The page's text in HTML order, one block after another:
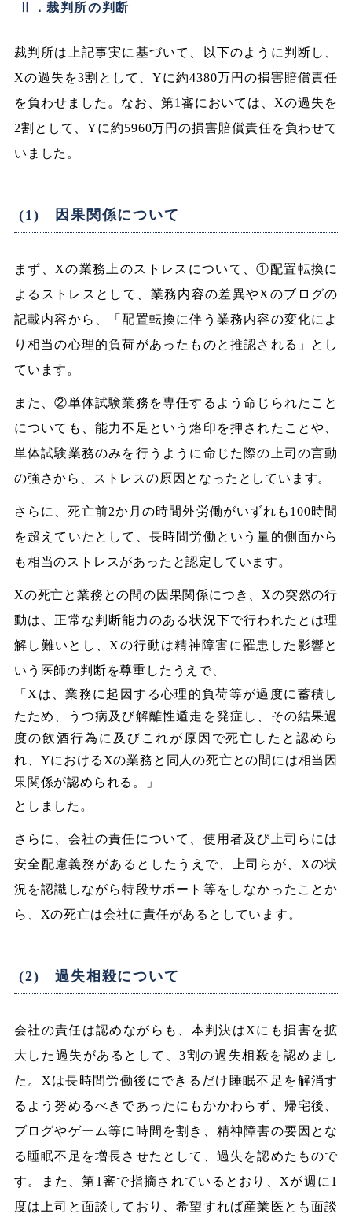
Ⅱ．裁判所の判断
裁判所は上記事実に基づいて、以下のように判断し、
Xの過失を3割として、Yに約4380万円の損害賠償責任
を負わせました。なお、第1審においては、Xの過失を
2割として、Yに約5960万円の損害賠償責任を負わせて
いました。
(1) 因果関係について
まず、Xの業務上のストレスについて、①配置転換に
よるストレスとして、業務内容の差異やXのブログの
記載内容から、「配置転換に伴う業務内容の変化によ
り相当の心理的負荷があったものと推認される」とし
ています。
また、②単体試験業務を専任するよう命じられたこと
についても、能力不足という烙印を押されたことや、
単体試験業務のみを行うように命じた際の上司の言動
の強さから、ストレスの原因となったとしています。
さらに、死亡前2か月の時間外労働がいずれも100時間
を超えていたとして、長時間労働という量的側面から
も相当のストレスがあったと認定しています。
Xの死亡と業務との間の因果関係につき、Xの突然の行
動は、正常な判断能力のある状況下で行われたとは理
解し難いとし、Xの行動は精神障害に罹患した影響と
いう医師の判断を尊重したうえで、
「Xは、業務に起因する心理的負荷等が過度に蓄積し
たため、うつ病及び解離性遁走を発症し、その結果過
度の飲酒行為に及びこれが原因で死亡したと認めら
れ、YにおけるXの業務と同人の死亡との間には相当因
果関係が認められる。」
としました。
さらに、会社の責任について、使用者及び上司らには
安全配慮義務があるとしたうえで、上司らが、Xの状
況を認識しながら特段サポート等をしなかったことか
ら、Xの死亡は会社に責任があるとしています。
(2) 過失相殺について
会社の責任は認めながらも、本判決はXにも損害を拡
大した過失があるとして、3割の過失相殺を認めまし
た。Xは長時間労働後にできるだけ睡眠不足を解消す
るよう努めるべきであったにもかかわらず、帰宅後、
ブログやゲーム等に時間を割き、精神障害の要因とな
る睡眠不足を増長させたとして、過失を認めたもので
す。また、第1審で指摘されているとおり、Xが週に1
度は上司と面談しており、希望すれば産業医とも面談